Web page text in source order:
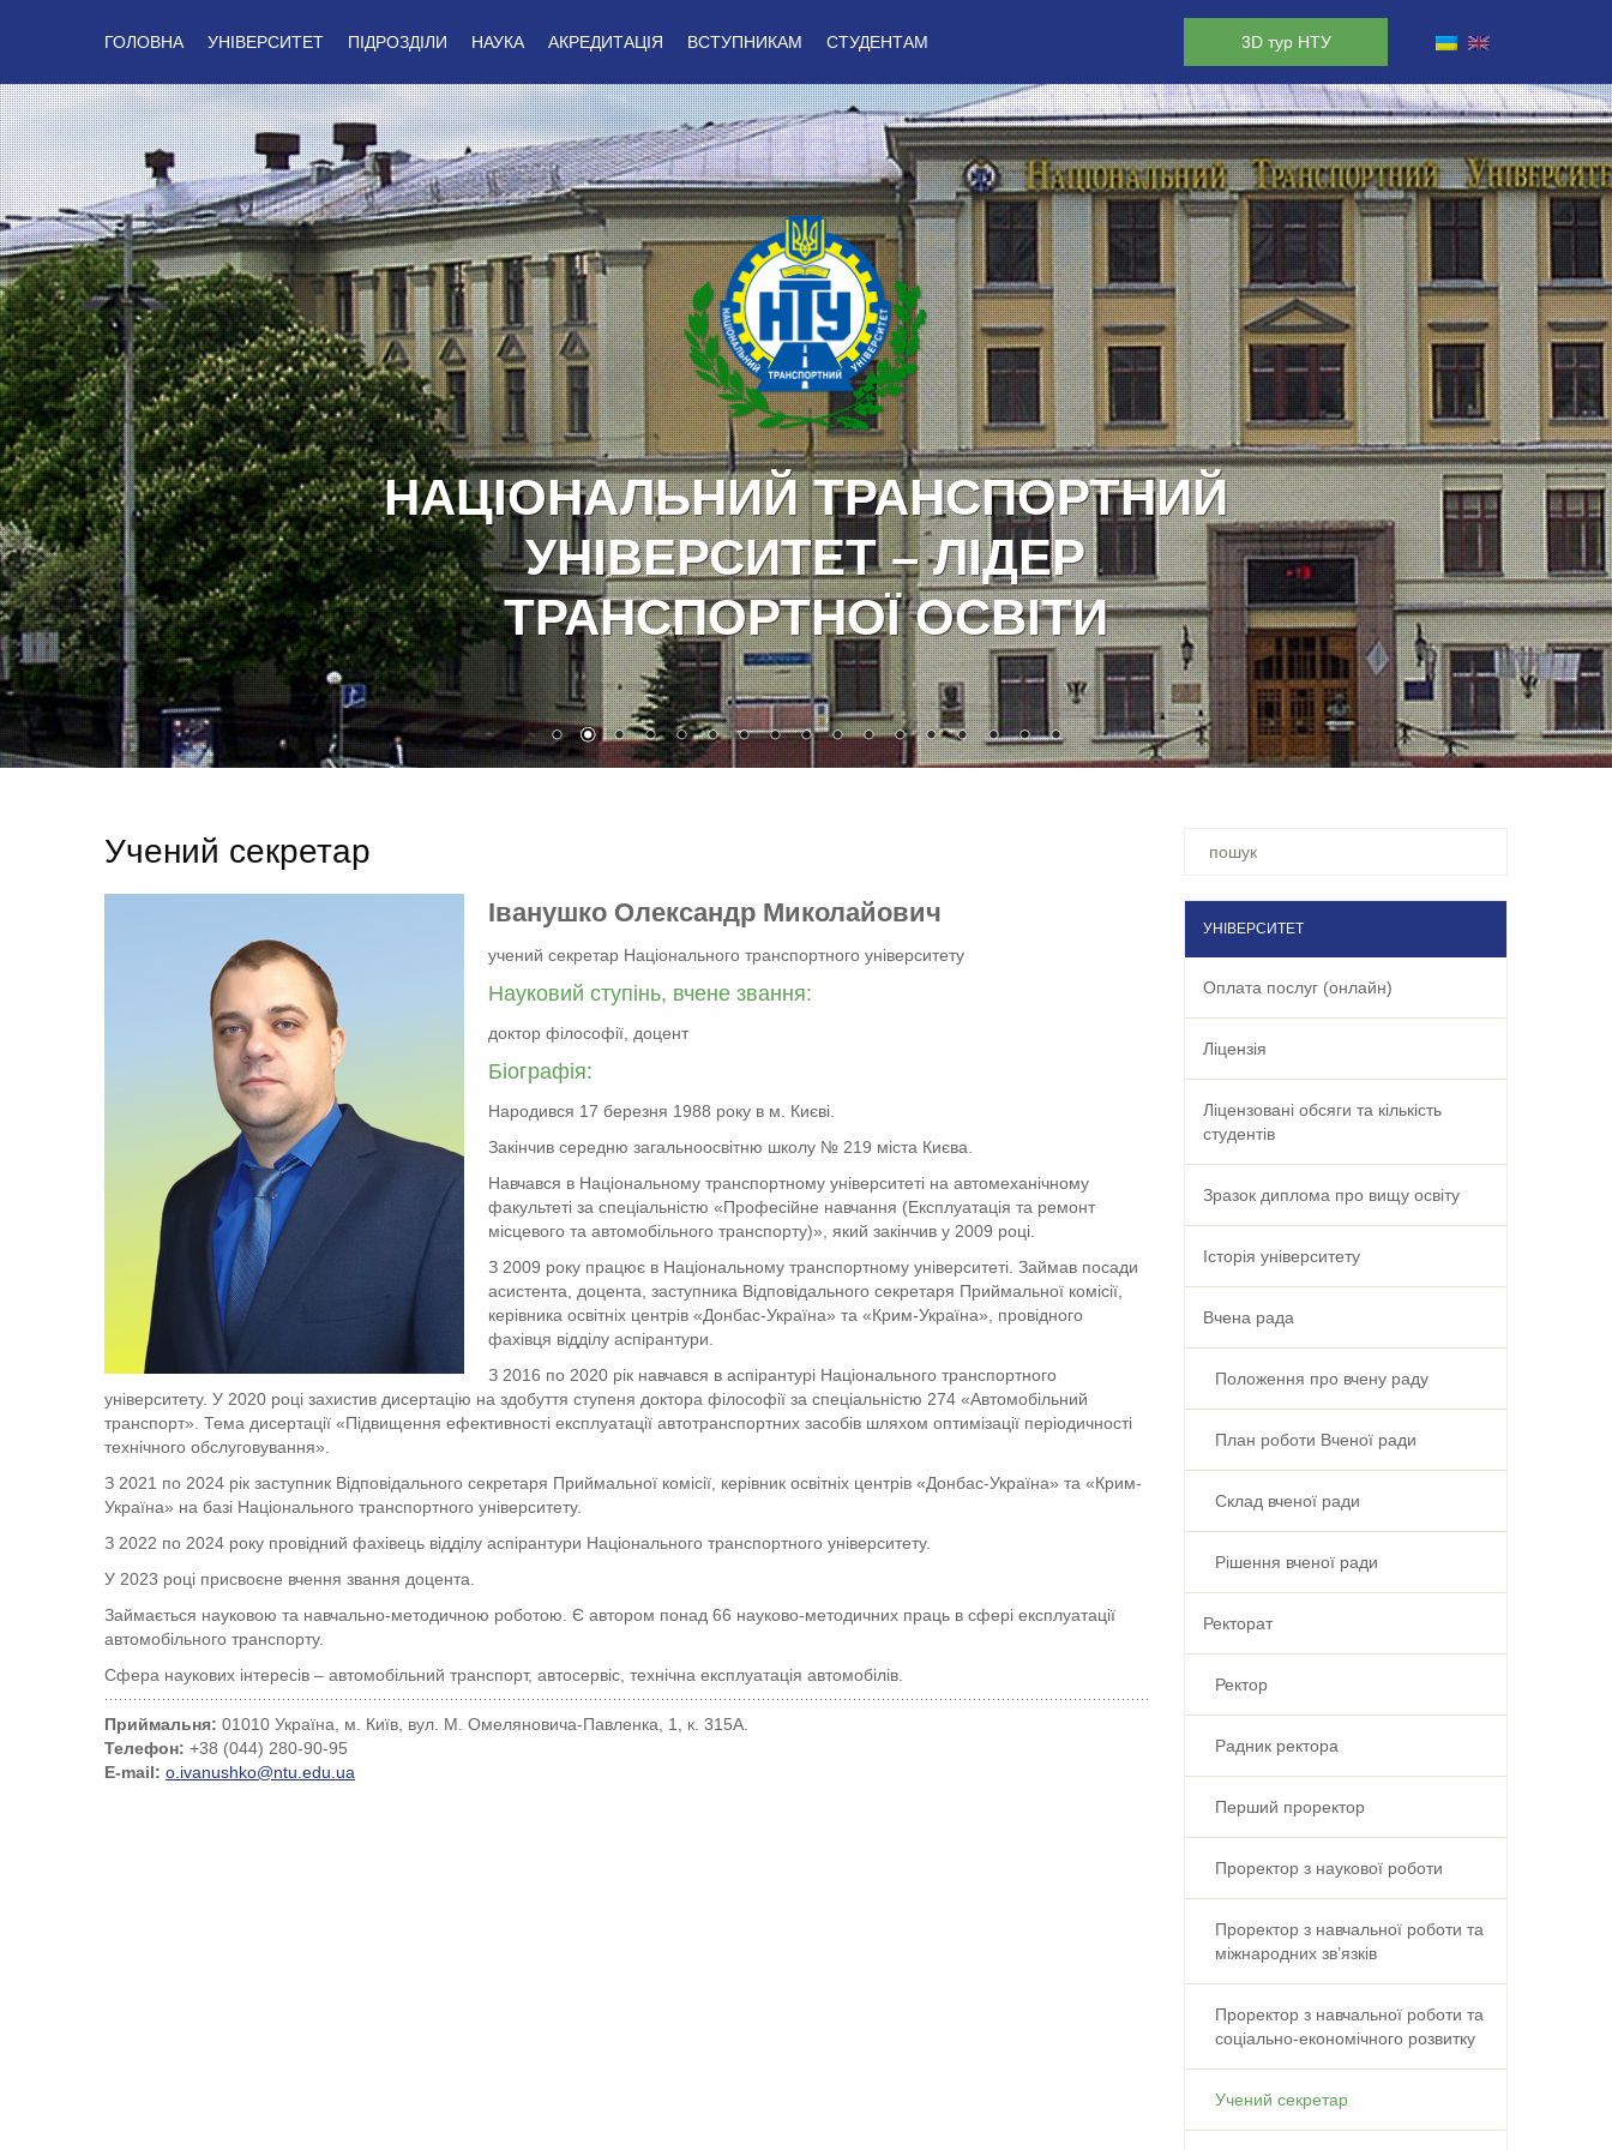
ГОЛОВНА УНІВЕРСИТЕТ ПІДРОЗДІЛИ НАУКА АКРЕДИТАЦІЯ ВСТУПНИКАМ СТУДЕНТАМ 3D тур НТУ
СЛАВА УКРАЇНІ! ГЕРОЯМ СЛАВА!
Учений секретар
Іванушко Олександр Миколайович
учений секретар Національного транспортного університету
Науковий ступінь, вчене звання:
доктор філософії, доцент
Біографія:
Народився 17 березня 1988 року в м. Києві.
Закінчив середню загальноосвітню школу № 219 міста Києва.
Навчався в Національному транспортному університеті на автомеханічному
факультеті за спеціальністю «Професійне навчання (Експлуатація та ремонт
місцевого та автомобільного транспорту)», який закінчив у 2009 році.
З 2009 року працює в Національному транспортному університеті. Займав посади
асистента, доцента, заступника Відповідального секретаря Приймальної комісії,
керівника освітніх центрів «Донбас-Україна» та «Крим-Україна», провідного
фахівця відділу аспірантури.
З 2016 по 2020 рік навчався в аспірантурі Національного транспортного
університету. У 2020 році захистив дисертацію на здобуття ступеня доктора філософії за спеціальністю 274 «Автомобільний
транспорт». Тема дисертації «Підвищення ефективності експлуатації автотранспортних засобів шляхом оптимізації періодичності
технічного обслуговування».
З 2021 по 2024 рік заступник Відповідального секретаря Приймальної комісії, керівник освітніх центрів «Донбас-Україна» та «Крим-
Україна» на базі Національного транспортного університету.
З 2022 по 2024 року провідний фахівець відділу аспірантури Національного транспортного університету.
У 2023 році присвоєне вчення звання доцента.
Займається науковою та навчально-методичною роботою. Є автором понад 66 науково-методичних праць в сфері експлуатації
автомобільного транспорту.
Сфера наукових інтересів – автомобільний транспорт, автосервіс, технічна експлуатація автомобілів.
Приймальня: 01010 Україна, м. Київ, вул. М. Омеляновича-Павленка, 1, к. 315A.
Телефон: +38 (044) 280-90-95
E-mail: o.ivanushko@ntu.edu.ua
шукали
УНІВЕРСИТЕТ
Оплата послуг (онлайн)
Ліцензія
Ліцензовані обсяги та кількість
студентів
Зразок диплома про вищу освіту
Історія університету
Вчена рада
Положення про вчену раду
План роботи Вченої ради
Склад вченої ради
Рішення вченої ради
Ректорат
Ректор
Радник ректора
Перший проректор
Проректор з наукової роботи
Проректор з навчальної роботи та
міжнародних зв’язків
Проректор з навчальної роботи та
соціально-економічного розвитку
Учений секретар